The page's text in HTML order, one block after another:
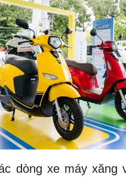
dòng xe máy xăng